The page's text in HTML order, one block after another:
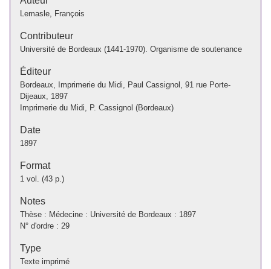
Lemasle, François
Contributeur
Université de Bordeaux (1441-1970). Organisme de soutenance
Éditeur
Bordeaux, Imprimerie du Midi, Paul Cassignol, 91 rue Porte-
Dijeaux, 1897
Imprimerie du Midi, P. Cassignol (Bordeaux)
Date
1897
Format
1 vol. (43 p.)
Notes
Thèse : Médecine : Université de Bordeaux : 1897
N° d'ordre : 29
Type
Texte imprimé